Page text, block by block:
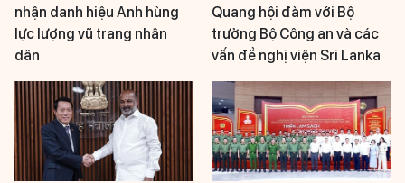
nhận danh hiệu Anh hùng
lực lượng vũ trang nhân
dân
Quang hội đàm với Bộ
trưởng Bộ Công an và các
vấn đề nghị viện Sri Lanka